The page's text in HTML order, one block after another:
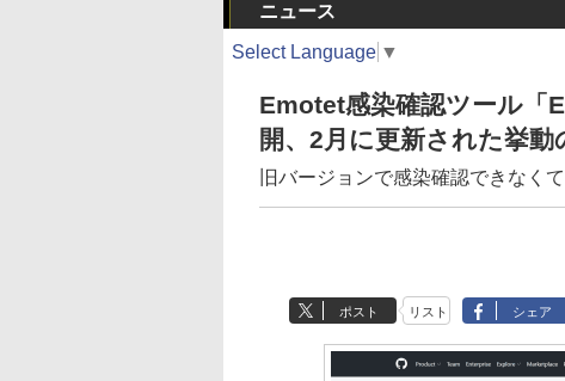
ニュース
Select Language ▼
Emotet感染確認ツール「
開、2月に更新された挙動
旧バージョンで感染確認できなく
ポスト リスト シェア